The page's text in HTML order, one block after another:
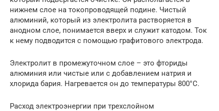
нижнем слое на токопроводящей подине. Чистый
алюминий, который из электролита растворяется в
анодном слое, понимается вверх и служит катодом. Ток
к нему подводится с помощью графитового электрода.
Электролит в промежуточном слое – это фториды
алюминия или чистые или с добавлением натрия и
хлорида бария. Нагревается он до температуры 800°С.
Расход электроэнергии при трехслойном